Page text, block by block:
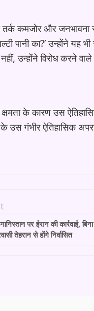
कमजोर और
पानी का?’ उन्होंने यह भी
उन्होंने विरोध करने
के कारण उस
उस गंभीर ऐतिहासिक
पर ईरान की कार्रवाई,
तेहरान से होंगे निर्वासित